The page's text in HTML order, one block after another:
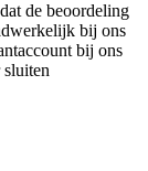
de beoordeling
bij ons
bij ons
sluiten